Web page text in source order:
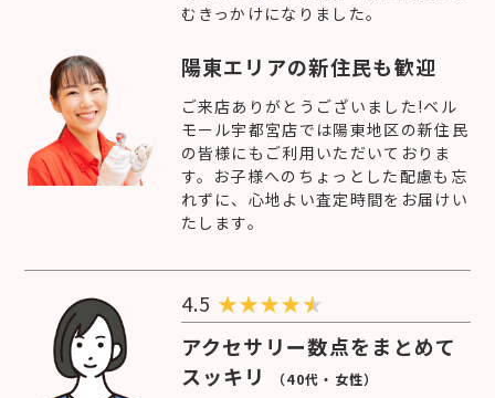
むきっかけになりました。
陽東エリアの新住民も歓迎
ご来店ありがとうございました!ベル
モール宇都宮店では陽東地区の新住民
の皆様にもご利用いただいておりま
す。お子様へのちょっとした配慮も忘
れずに、心地よい査定時間をお届けい
たします。
4.5 ★★★★
アクセサリー数点をまとめて
スッキリ
（40代・女性）